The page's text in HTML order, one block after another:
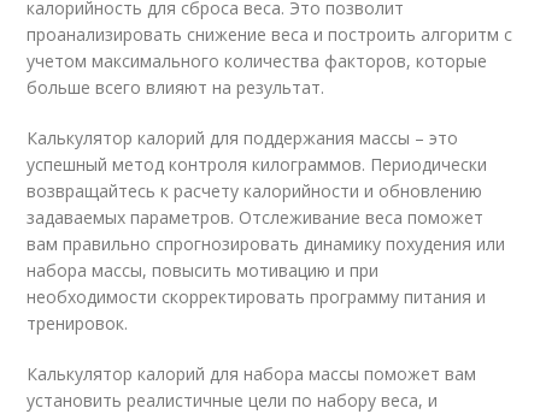
калорийность для сброса веса. Это позволит
проанализировать снижение веса и построить алгоритм с
учетом максимального количества факторов, которые
больше всего влияют на результат.
Калькулятор калорий для поддержания массы – это
успешный метод контроля килограммов. Периодически
возвращайтесь к расчету калорийности и обновлению
задаваемых параметров. Отслеживание веса поможет
вам правильно спрогнозировать динамику похудения или
набора массы, повысить мотивацию и при
необходимости скорректировать программу питания и
тренировок.
Калькулятор калорий для набора массы поможет вам
установить реалистичные цели по набору веса, и